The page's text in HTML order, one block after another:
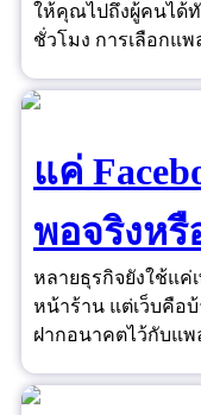
ให้คุณไปถึงผู้คนได้ทันที แต่ในวันที่อัลกอริธึมเ
ชั่วโมง การเลือกแ
แค่
พอจริงหรื
หลายธุรกิจยังใช้แค่
หน้าร้าน แต่เว็บคือ
ฝากอนาคตไว้กับแพ